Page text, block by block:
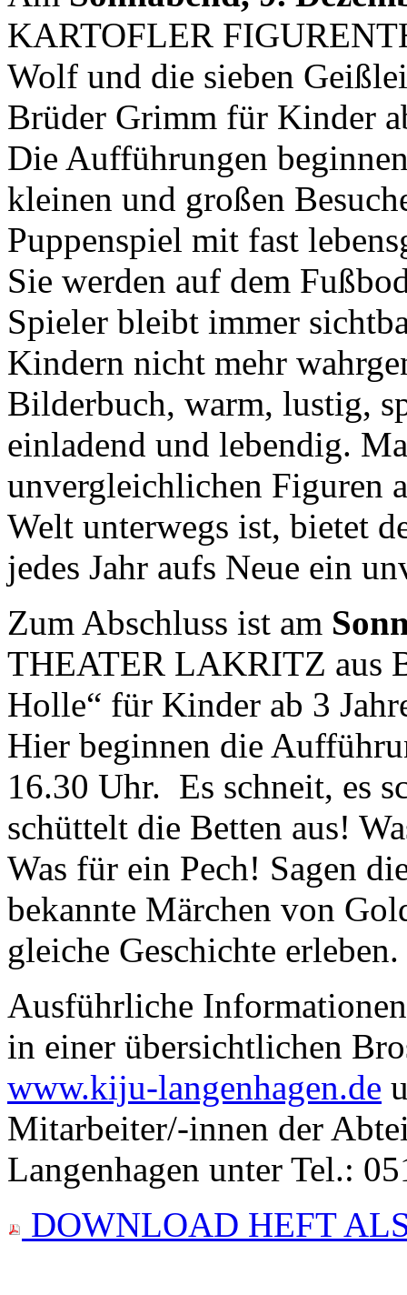
KARTOFLER
Wolf und die sieben
Brüder Grimm für Kinder
Die Aufführungen
kleinen und großen
Puppenspiel mit fast
Sie werden auf dem
Spieler bleibt immer
Kindern nicht mehr
Bilderbuch, warm, lustig,
einladend und lebendig.
unvergleichlichen Figuren
Welt unterwegs ist, bietet
jedes Jahr aufs Neue ein
Zum Abschluss ist am
THEATER LAKRITZ aus
Holle“ für Kinder ab 3
Hier beginnen die
16.30 Uhr. Es schneit, es
schüttelt die Betten aus!
Was für ein Pech! Sagen
bekannte Märchen von
gleiche Geschichte
Ausführliche
in einer übersichtlichen
www.kiju-langenhagen.de
Mitarbeiter/-innen der
Langenhagen unter Tel.:
DOWNLOAD HEFT